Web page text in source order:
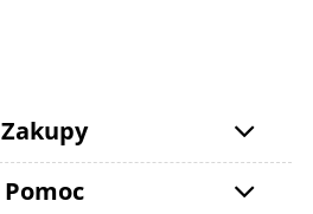
Zakupy
Pomoc